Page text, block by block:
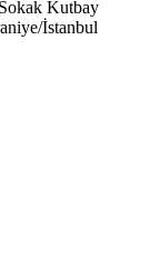
Kutbay
İstanbul